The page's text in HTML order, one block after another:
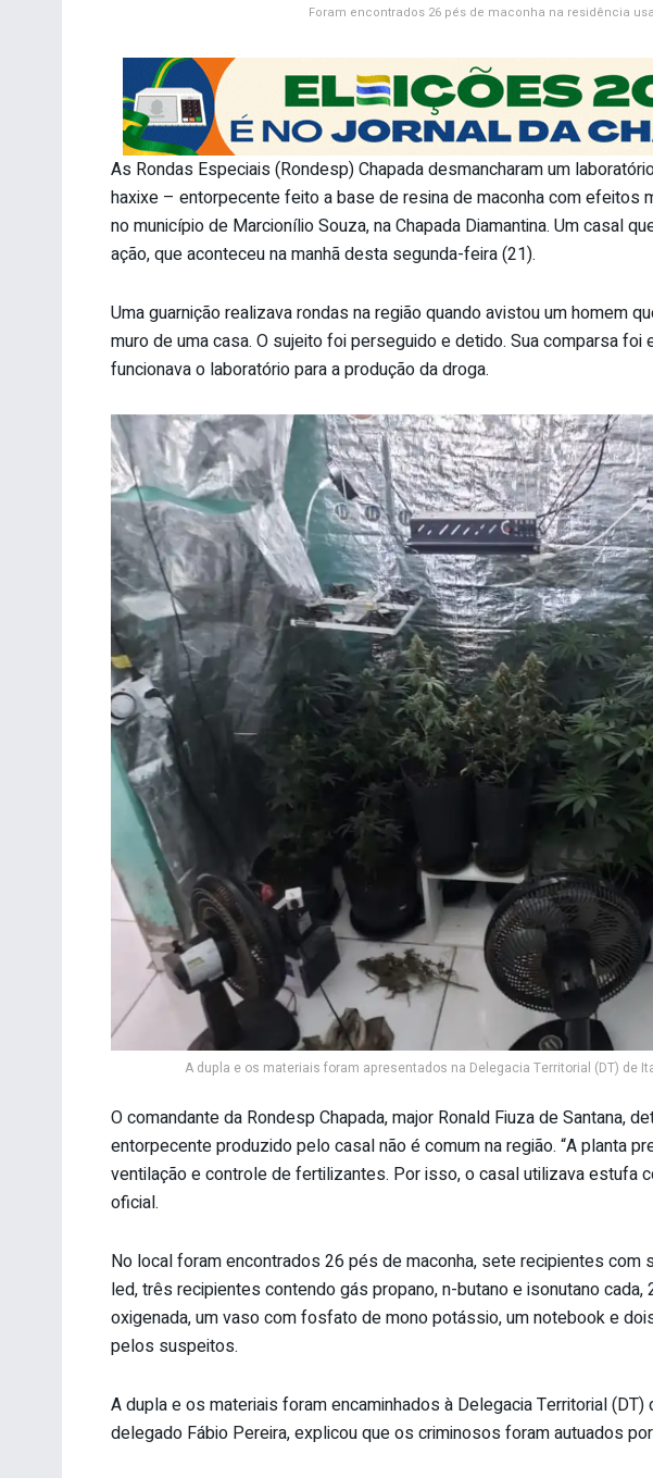
Foram encontrados 26 pés de maconha na residência
As Rondas Especiais (Rondesp) Chapada desmancharam um
haxixe – entorpecente feito a base de resina de maconha com efeitos
no município de Marcionílio Souza, na Chapada Diamantina. Um casal
ação, que aconteceu na manhã desta segunda-feira (21).
Uma guarnição realizava rondas na região quando avistou um homem
muro de uma casa. O sujeito foi perseguido e detido. Sua comparsa foi
funcionava o laboratório para a produção da droga.
A dupla e os materiais foram apresentados na Delegacia Territorial (DT) de
O comandante da Rondesp Chapada, major Ronald Fiuza de Santana,
entorpecente produzido pelo casal não é comum na região. “A planta
ventilação e controle de fertilizantes. Por isso, o casal utilizava estufa
oficial.
No local foram encontrados 26 pés de maconha, sete recipientes com
led, três recipientes contendo gás propano, n-butano e isonutano
oxigenada, um vaso com fosfato de mono potássio, um notebook e
pelos suspeitos.
A dupla e os materiais foram encaminhados à Delegacia Territorial (DT)
delegado Fábio Pereira, explicou que os criminosos foram autuados